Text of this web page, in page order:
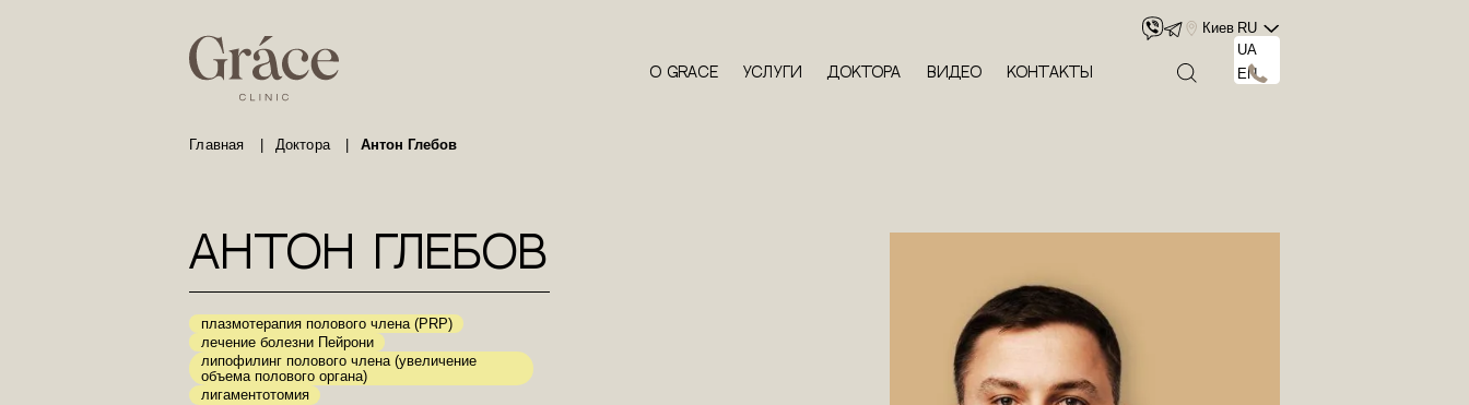
Киев RU
UA
EN
О Grace Услуги Доктора Видео Контакты
Главная Доктора Антон Глебов
Антон Глебов
плазмотерапия полового члена (PRP)
лечение болезни Пейрони
липофилинг полового члена (увеличение
объема полового органа)
лигаментотомия